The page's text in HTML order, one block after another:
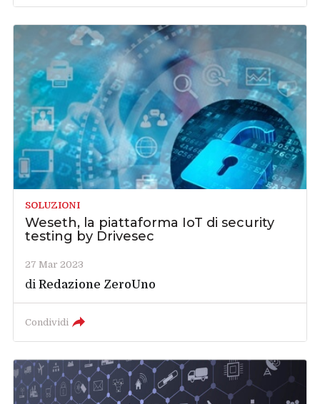
SOLUZIONI
Weseth, la piattaforma IoT di security
testing by Drivesec
27 Mar 2023
diRedazione ZeroUno
Condividi